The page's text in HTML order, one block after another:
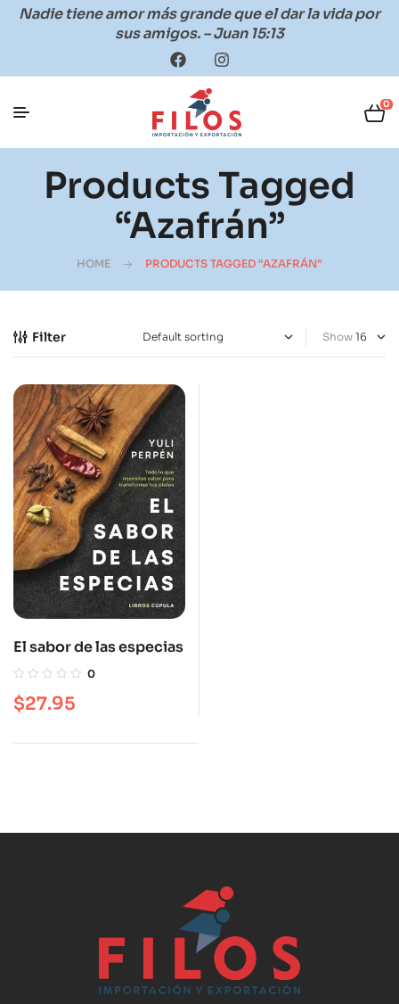
Nadie tiene amor más grande que el dar la vida por
sus amigos. – Juan 15:13
0
Products Tagged
“azafrán”
HOME PRODUCTS TAGGED “AZAFRÁN”
Filter Show
El sabor de las especias
0
$27.95